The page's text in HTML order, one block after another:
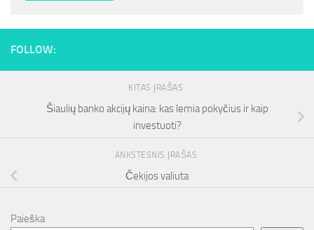
FOLLOW:
KITAS ĮRAŠAS
Šiaulių banko akcijų kaina: kas lemia pokyčius ir kaip
investuoti?
ANKSTESNIS ĮRAŠAS
Čekijos valiuta
Paieška